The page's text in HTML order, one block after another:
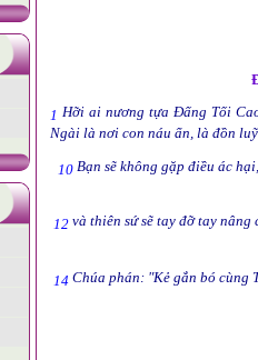
1 Hỡi ai nương tựa Đấng Tối
Ngài là nơi con náu ẩn, là đồn
10 Bạn sẽ không gặp điều ác
12 và thiên sứ sẽ tay đỡ tay
14 Chúa phán: "Kẻ gắn bó cùng